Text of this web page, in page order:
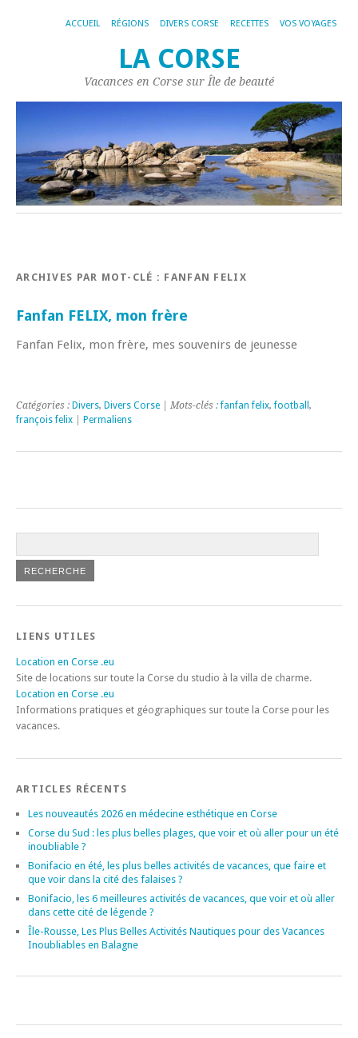
ACCUEIL RÉGIONS DIVERS CORSE RECETTES VOS VOYAGES
LA CORSE
Vacances en Corse sur Île de beauté
ARCHIVES PAR MOT-CLÉ : FANFAN FELIX
Fanfan FELIX, mon frère
Fanfan Felix, mon frère, mes souvenirs de jeunesse
Catégories : Divers, Divers Corse | Mots-clés :fanfan felix,football ,
françois felix
Permaliens
LIENS UTILES
Location en Corse .eu
Site de locations sur toute la Corse du studio à la villa de charme.
Location en Corse .eu
Informations pratiques et géographiques sur toute la Corse pour les
vacances.
ARTICLES RÉCENTS
Les nouveautés 2026 en médecine esthétique en Corse
Corse du Sud : les plus belles plages, que voir et où aller pour un été
inoubliable ?
Bonifacio en été, les plus belles activités de vacances, que faire et
que voir dans la cité des falaises ?
Bonifacio, les 6 meilleures activités de vacances, que voir et où aller
dans cette cité de légende ?
Île-Rousse, Les Plus Belles Activités Nautiques pour des Vacances
Inoubliables en Balagne